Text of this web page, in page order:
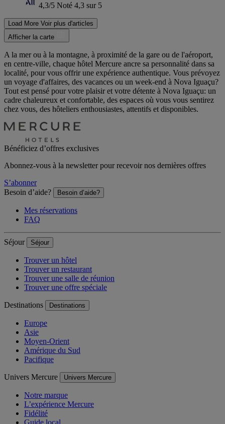
4,3/5 Noté 4,3 sur 5
Load More Voir plus d'articles
Afficher la carte
A la mer ou à la montagne, à proximité de la gare ou de l'aéroport,
en centre-ville, chaque hôtel Mercure ancre sa personnalité dans sa
localité, pour vous offrir une expérience authentique. Vous prévoyez
un voyage d'affaires, des vacances ou un week-end à Nova Iguaçu?
Tout est pensé pour votre plaisir et votre détente à Nova Iguaçu: un
cadre chaleureux et confortable, des espaces où vous vous sentirez
chez vous, des hôteliers enthousiastes, attentifs et disponibles.
Bénéficiez d’offres exclusives
Abonnez-vous à la newsletter pour recevoir nos dernières offres
S’abonner
Besoin d’aide?
Besoin d’aide?
Mes réservations
FAQ
Séjour Séjour
Trouver un hôtel
Trouver un restaurant
Trouver une salle de réunion
Trouver une offre spéciale
Destinations Destinations
Europe
Asie
Moyen-Orient
Amérique du Sud
Pacifique
Univers Mercure Univers Mercure
Notre marque
L’expérience Mercure
Fidélité
Guide local